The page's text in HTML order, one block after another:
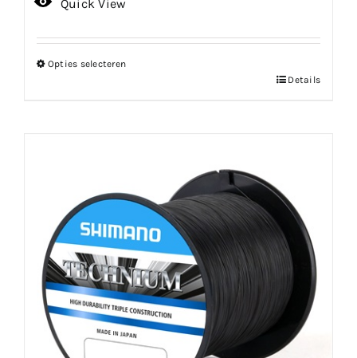
Quick View
Opties selecteren
optie
kan
gekozen
worden
op
de
productpagina
Details